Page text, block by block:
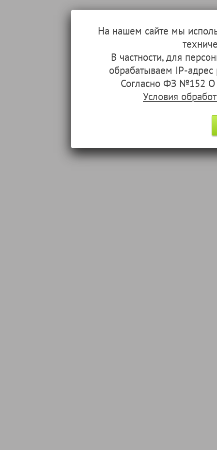
На нашем сайте мы
В частности, для
обрабатываем IP-
Согласно ФЗ №152 О
Условия